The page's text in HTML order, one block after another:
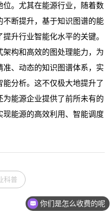
。尤其在能源行业，随着数
断提升，基于知识图谱的能
升行业智能化水平的关键。
构和高效的图处理能力，为
、动态的知识图谱体系，实
分析。这不仅极大地提升了
能源企业提供了前所未有的
能源的高效利用、智能调度
科普
你们是怎么收费的呢